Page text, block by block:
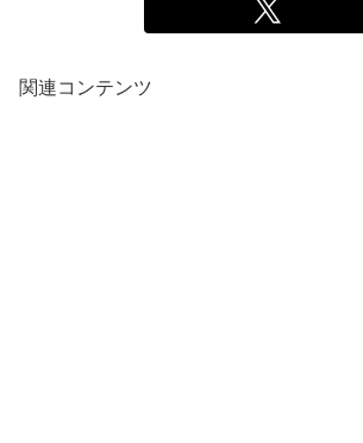
関連コンテンツ